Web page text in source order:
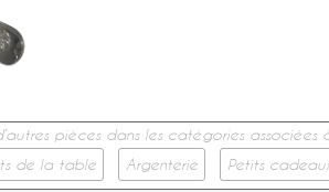
pièces dans les catégories
de la table
Argenterie Petits